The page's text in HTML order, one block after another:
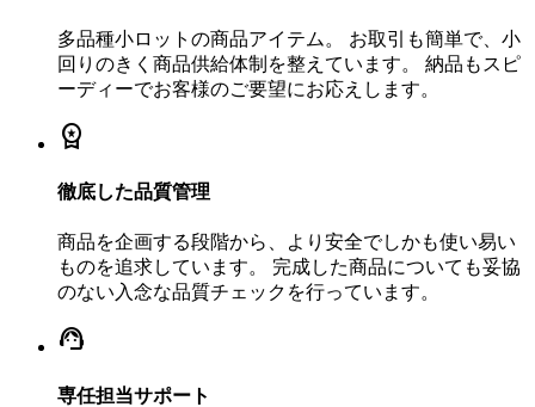
多品種小ロットの商品アイテム。 お取引も簡単で、小
回りのきく商品供給体制を整えています。 納品もスピ
ーディーでお客様のご要望にお応えします。
workspace_premium
徹底した品質管理
商品を企画する段階から、より安全でしかも使い易い
ものを追求しています。 完成した商品についても妥協
のない入念な品質チェックを行っています。
support_agent
専任担当サポート